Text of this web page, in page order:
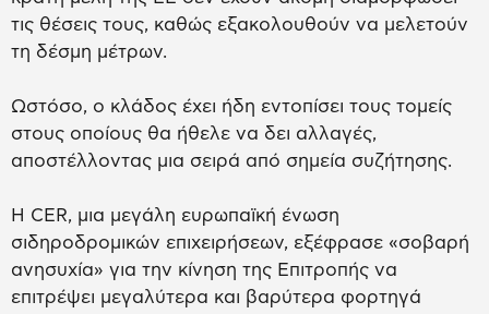
τις θέσεις τους, καθώς εξακολουθούν να μελετούν
τη δέσμη μέτρων.
Ωστόσο, ο κλάδος έχει ήδη εντοπίσει τους τομείς
στους οποίους θα ήθελε να δει αλλαγές,
αποστέλλοντας μια σειρά από σημεία συζήτησης.
Η CER, μια μεγάλη ευρωπαϊκή ένωση
σιδηροδρομικών επιχειρήσεων, εξέφρασε «σοβαρή
ανησυχία» για την κίνηση της Επιτροπής να
επιτρέψει μεγαλύτερα και βαρύτερα φορτηγά